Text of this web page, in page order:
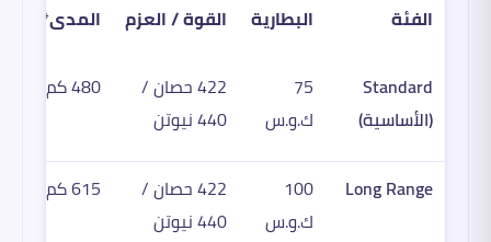
الفئة البطارية القوة / العزم المدى*
Standard
(الأساسية)
75
ك.و.س
422 حصان /
440 نيوتن
480 كم
Long Range
100
ك.و.س
422 حصان /
440 نيوتن
615 كم